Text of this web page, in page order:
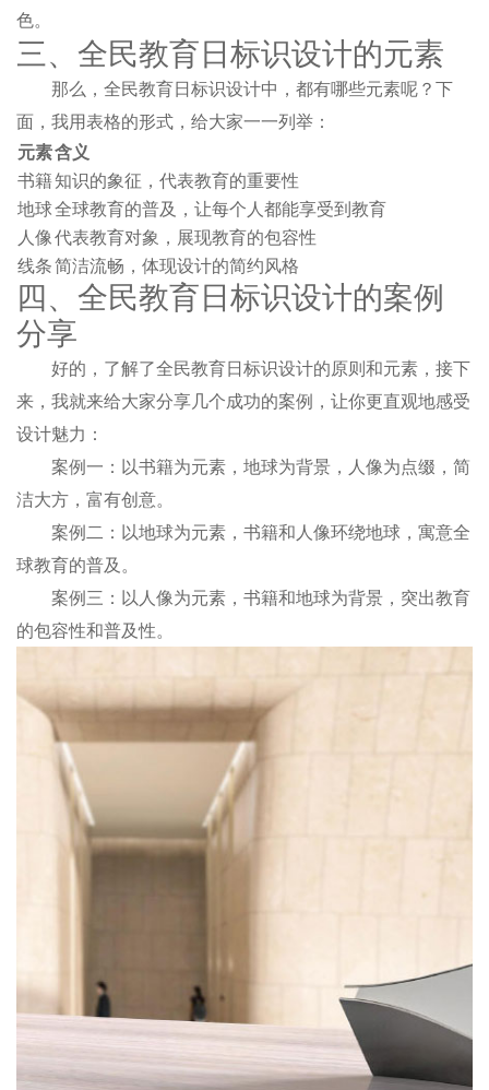
色。
三、全民教育日标识设计的元素
那么，全民教育日标识设计中，都有哪些元素呢？下
面，我用表格的形式，给大家一一列举：
元素含义
书籍知识的象征，代表教育的重要性
地球全球教育的普及，让每个人都能享受到教育
人像代表教育对象，展现教育的包容性
线条简洁流畅，体现设计的简约风格
四、全民教育日标识设计的案例
分享
好的，了解了全民教育日标识设计的原则和元素，接下
来，我就来给大家分享几个成功的案例，让你更直观地感受
设计魅力：
案例一：以书籍为元素，地球为背景，人像为点缀，简
洁大方，富有创意。
案例二：以地球为元素，书籍和人像环绕地球，寓意全
球教育的普及。
案例三：以人像为元素，书籍和地球为背景，突出教育
的包容性和普及性。